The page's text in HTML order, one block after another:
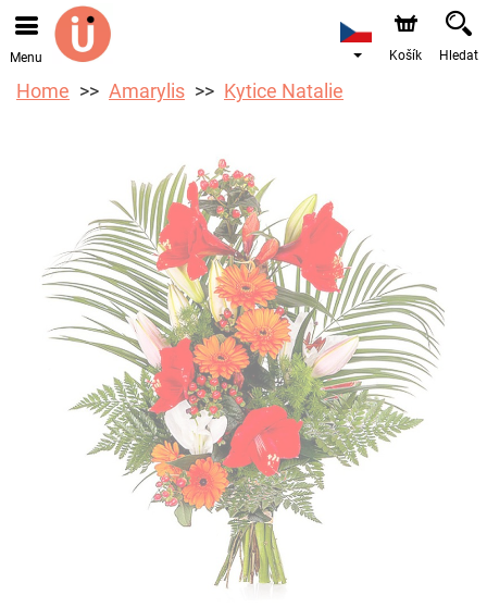
Objednávky přes e-shop přijímáme. Nejbližší možné
doručení je od 10.8.2026 z důvodu dovolené.
Menu Košík Hledat
Home Amarylis Kytice Natalie